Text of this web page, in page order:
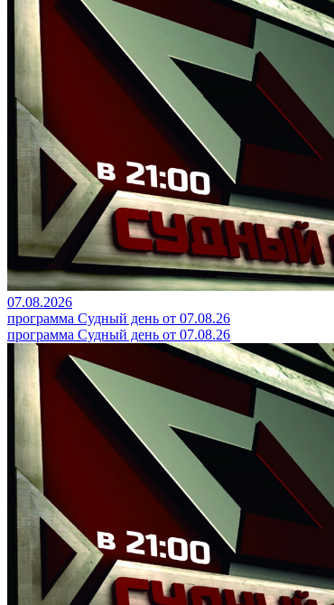
07.08.2026
программа Судный день от 07.08.26
программа Судный день от 07.08.26